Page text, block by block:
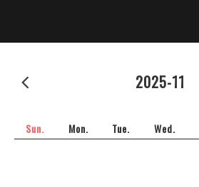
2025-11
Sun. Mon. Tue. Wed.